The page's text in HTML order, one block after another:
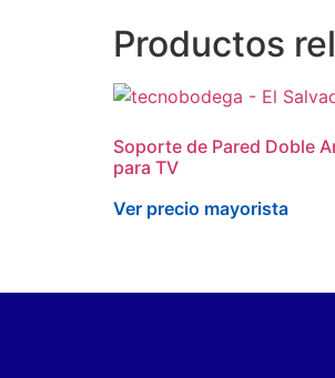
Productos
Soporte de Pared Doble
para TV
Ver precio mayorista